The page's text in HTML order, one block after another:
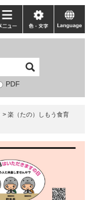
PDF
色・
文
language
> 楽（たの）しもう食育